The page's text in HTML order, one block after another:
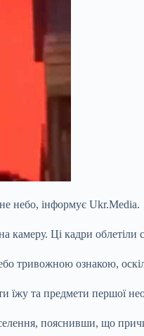
небо, інформує Ukr.Media.
Ці кадри облетіли
тривожною ознакою,
їжу та предмети першої
пояснивши, що